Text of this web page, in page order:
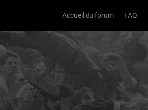
Accueil du forum FAQ